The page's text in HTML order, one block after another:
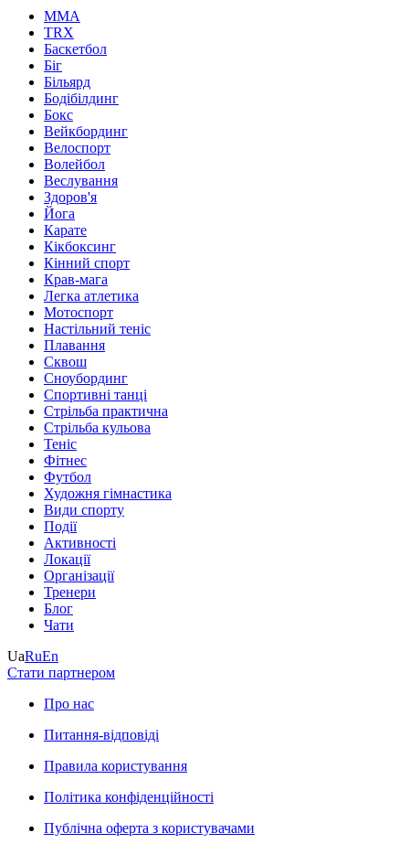
MMA
TRX
Баскетбол
Біг
Більярд
Бодібілдинг
Бокс
Вейкбординг
Велоспорт
Волейбол
Веслування
Здоров'я
Йога
Карате
Кікбоксинг
Кінний спорт
Крав-мага
Легка атлетика
Мотоспорт
Настільний теніс
Плавання
Сквош
Сноубординг
Спортивні танці
Стрільба практична
Стрільба кульова
Теніс
Фітнес
Футбол
Художня гімнастика
Види спорту
Події
Активності
Локації
Організації
Тренери
Блог
Чати
UaRuEn
Стати партнером
Про нас
Питання-відповіді
Правила користування
Політика конфіденційності
Публічна оферта з користувачами